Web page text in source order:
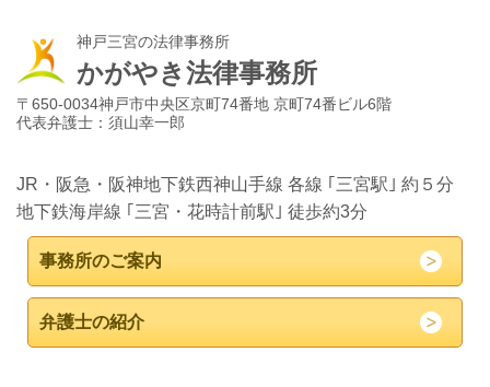
神戸三宮の法律事務所
かがやき法律事務所
〒650-0034神戸市中央区京町74番地 京町74番ビル6階
代表弁護士：須山幸一郎
JR・阪急・阪神地下鉄西神山手線 各線 ｢三宮駅｣ 約５分
地下鉄海岸線 ｢三宮・花時計前駅｣ 徒歩約3分
事務所のご案内
弁護士の紹介